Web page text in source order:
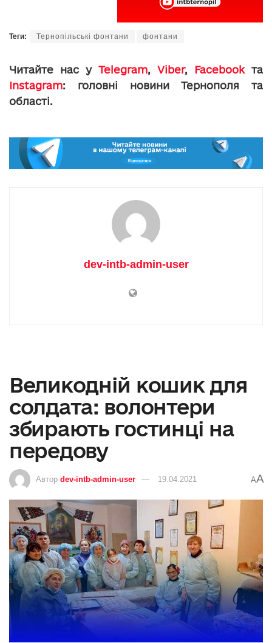
Теги: Тернопільські фонтани фонтани
Читайте нас у Telegram, Viber, Facebookта
Instagram: головні новини Тернополя та
області.
dev-intb-admin-user
Великодній кошик для
солдата: волонтери
збирають гостинці на
передову
Автор dev-intb-admin-user 19.04.2021 AA